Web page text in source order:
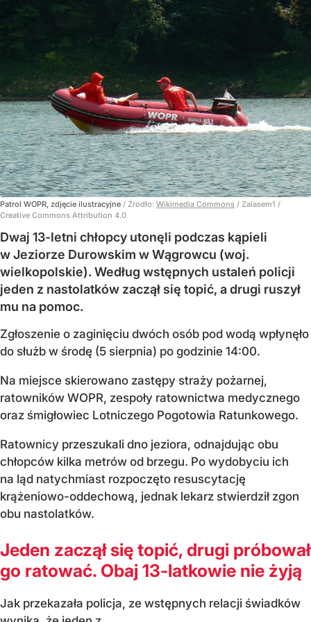
Patrol WOPR, zdjęcie ilustracyjne / Źródło: Wikimedia Commons / Zalasem1 /
Creative Commons Attribution 4.0
Dwaj 13-letni chłopcy utonęli podczas kąpieli
w Jeziorze Durowskim w Wągrowcu (woj.
wielkopolskie). Według wstępnych ustaleń policji
jeden z nastolatków zaczął się topić, a drugi ruszył
mu na pomoc.
Zgłoszenie o zaginięciu dwóch osób pod wodą wpłynęło
do służb w środę (5 sierpnia) po godzinie 14:00.
Na miejsce skierowano zastępy straży pożarnej,
ratowników WOPR, zespoły ratownictwa medycznego
oraz śmigłowiec Lotniczego Pogotowia Ratunkowego.
Ratownicy przeszukali dno jeziora, odnajdując obu
chłopców kilka metrów od brzegu. Po wydobyciu ich
na ląd natychmiast rozpoczęto resuscytację
krążeniowo-oddechową, jednak lekarz stwierdził zgon
obu nastolatków.
Jeden zaczął się topić, drugi próbował
go ratować. Obaj 13-latkowie nie żyją
Jak przekazała policja, ze wstępnych relacji świadków